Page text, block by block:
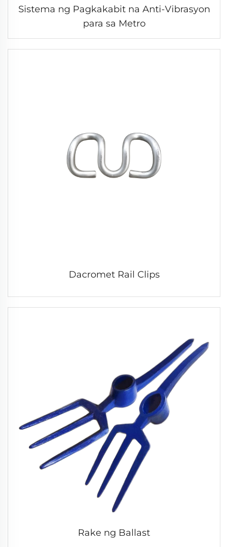
Sistema ng Pagkakabit na Anti-Vibrasyon
para sa Metro
Dacromet Rail Clips
Rake ng Ballast